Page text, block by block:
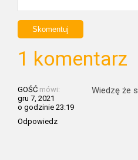
1 komentarz
GOŚĆ mówi:
gru 7, 2021
o godzinie 23:19
Odpowiedz
Wiedzę że